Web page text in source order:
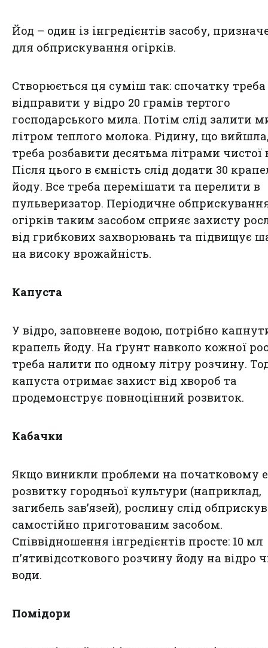
Йод – один із інгредієнтів засобу,
для обприскування огірків.
Створюється ця суміш так: спочатку треба
відправити у відро 20 грамів тертого
господарського мила. Потім слід залити
літром теплого молока. Рідину, що
треба розбавити десятьма літрами чистої
Після цього в ємність слід додати 30
йоду. Все треба перемішати та перелити в
пульверизатор. Періодичне
огірків таким засобом сприяє захисту
від грибкових захворювань та підвищує
на високу врожайність.
Капуста
У відро, заповнене водою, потрібно
крапель йоду. На ґрунт навколо кожної
треба налити по одному літру розчину.
капуста отримає захист від хвороб та
продемонструє повноцінний розвиток.
Кабачки
Якщо виникли проблеми на початковому
розвитку городньої культури (наприклад,
загибель зав’язей), рослину слід
самостійно приготованим засобом.
Співвідношення інгредієнтів просте: 10 мл
п’ятивідсоткового розчину йоду на відро
води.
Помідори